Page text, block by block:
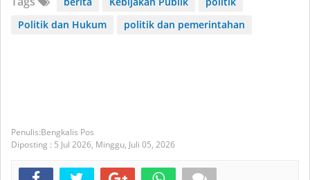
Politik dan Hukum
politik dan pemerintahan
Bengkalis Pos
Diposting : 5 Jul 2026, Minggu, Juli 05, 2026